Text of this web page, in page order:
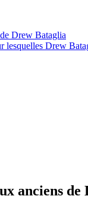
Drew Bataglia
lesquelles Drew
anciens de